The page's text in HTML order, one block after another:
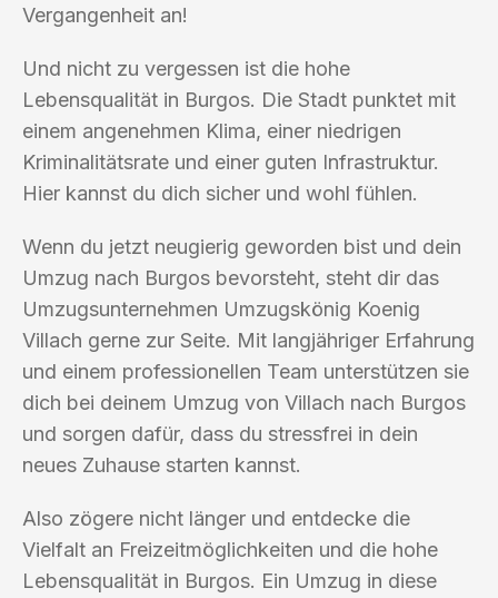
Vergangenheit an!
Und nicht zu vergessen ist die hohe
Lebensqualität in Burgos. Die Stadt punktet mit
einem angenehmen Klima, einer niedrigen
Kriminalitätsrate und einer guten Infrastruktur.
Hier kannst du dich sicher und wohl fühlen.
Wenn du jetzt neugierig geworden bist und dein
Umzug nach Burgos bevorsteht, steht dir das
Umzugsunternehmen Umzugskönig Koenig
Villach gerne zur Seite. Mit langjähriger Erfahrung
und einem professionellen Team unterstützen sie
dich bei deinem Umzug von Villach nach Burgos
und sorgen dafür, dass du stressfrei in dein
neues Zuhause starten kannst.
Also zögere nicht länger und entdecke die
Vielfalt an Freizeitmöglichkeiten und die hohe
Lebensqualität in Burgos. Ein Umzug in diese